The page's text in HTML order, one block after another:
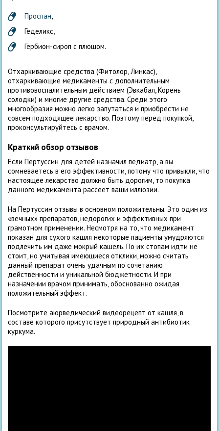
Проспан,
Геделикс,
Гербион-сироп с плющом.
Отхаркивающие средства (Фитолор, Линкас),
отхаркивающие медикаменты с дополнительным
противовоспалительным действием (Эвкабал, Корень
солодки) и многие другие средства. Среди этого
многообразия можно легко запутаться и приобрести не
совсем подходящее лекарство. Поэтому перед покупкой,
проконсультируйтесь с врачом.
Краткий обзор отзывов
Если Пертуссин для детей назначил педиатр, а вы
сомневаетесь в его эффективности, потому что привыкли, что
настоящее лекарство должно быть дорогим, то покупка
данного медикамента рассеет ваши иллюзии.
На Пертуссин отзывы в основном положительны. Это один из
«вечных» препаратов, недорогих и эффективных при
грамотном применении. Несмотря на то, что медикамент
показан для сухого кашля некоторые пациенты умудряются
подлечить им даже мокрый кашель. По их стопам идти не
стоит, но учитывая имеющиеся отклики, можно считать
данный препарат очень удачным по сочетанию
действенности и уникальной бюджетности. И при
назначении врачом принимать, обоснованно ожидая
положительный эффект.
Посмотрите аюрведический видеорецепт от кашля, в
составе которого присутствует природный антибиотик
куркума.